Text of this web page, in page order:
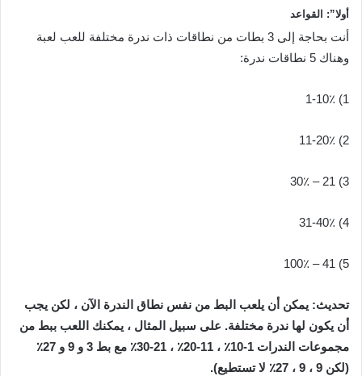
أولا”: القواعد
أنت بحاجة إلى 3 بطات من نطاقات ذات ندرة مختلفة للعب لعبة
وهناك 5 نطاقات ندرة:
1) 1-10٪
2) 11-20٪
3) 21 – 30٪
4) 31-40٪
5) 41 – 100٪‌‌
تحديث: يمكن أن يلعب البط من نفس نطاق الندرة الآن ، لكن يجب
أن يكون لها ندرة مختلفة. على سبيل المثال ، يمكنك اللعب ببط من
مجموعات الندرات 1-10٪ ، 11-20٪ ، 21-30٪ مع بط 3 و 9 و 27٪
(لكن 9 ، 9 ، 27٪ لا تستطيع).‌‌